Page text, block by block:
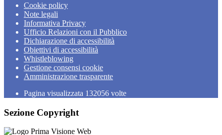
Cookie policy
Note legali
Informativa Privacy
Ufficio Relazioni con il Pubblico
Dichiarazione di accessibilità
Obiettivi di accessibilità
Whistleblowing
Gestione consensi cookie
Amministrazione trasparente
Pagina visualizzata 132056 volte
Sezione Copyright